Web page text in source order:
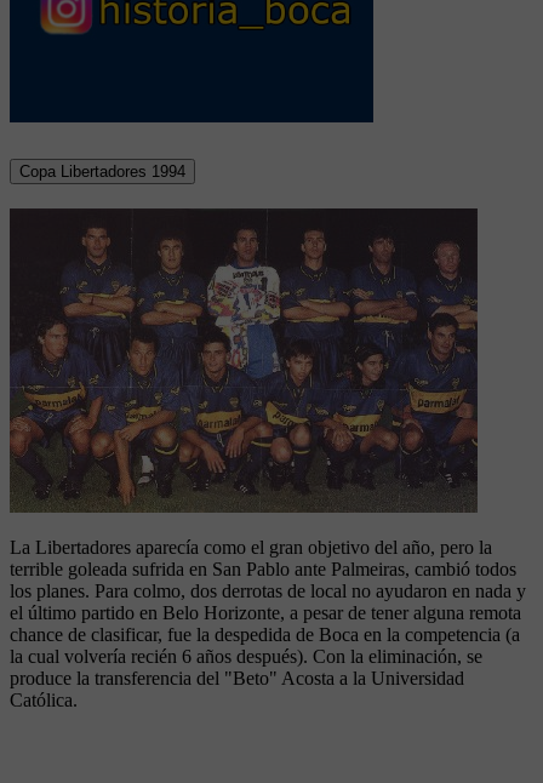
Copa Libertadores 1994
La Libertadores aparecía como el gran objetivo del año, pero la
terrible goleada sufrida en San Pablo ante Palmeiras, cambió todos
los planes. Para colmo, dos derrotas de local no ayudaron en nada y
el último partido en Belo Horizonte, a pesar de tener alguna remota
chance de clasificar, fue la despedida de Boca en la competencia (a
la cual volvería recién 6 años después). Con la eliminación, se
produce la transferencia del "Beto" Acosta a la Universidad
Católica.